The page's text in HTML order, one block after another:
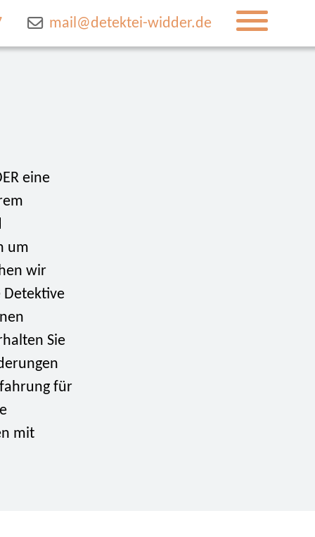
mail@detektei-widder.de
eine
um
wir
Detektive
Sie
für
mit